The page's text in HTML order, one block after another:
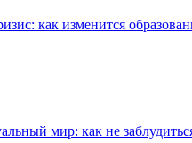
как изменится
мир: как не